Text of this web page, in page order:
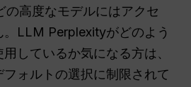
の高度なモデルにはアクセ
。LLM Perplexityがどのよう
しているか気になる方は、
ォルトの選択に制限されて